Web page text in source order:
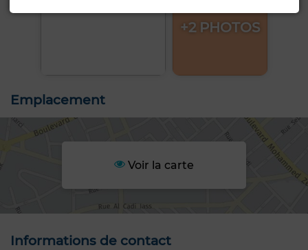
+2 PHOTOS
Emplacement
Voir la carte
Informations de contact